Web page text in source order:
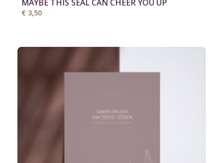
MAYBE THIS SEAL CAN CHEER YOU UP
€ 3,50